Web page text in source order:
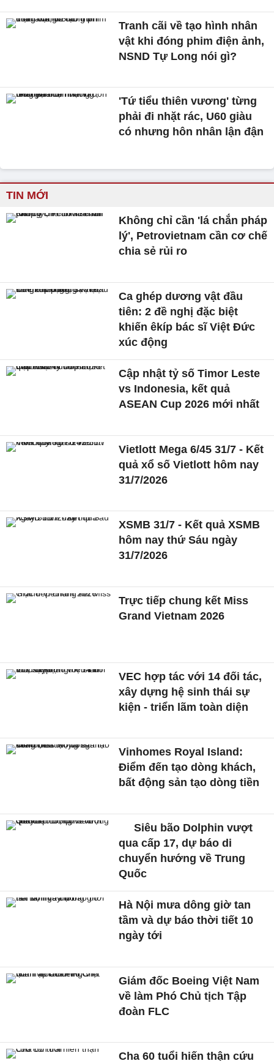
Tranh cãi về tạo hình nhân
vật khi đóng phim điện ảnh,
NSND Tự Long nói gì?
'Tứ tiểu thiên vương' từng
phải đi nhặt rác, U60 giàu
có nhưng hôn nhân lận đận
TIN MỚI
Không chỉ cần 'lá chắn pháp
lý', Petrovietnam cần cơ chế
chia sẻ rủi ro
Ca ghép dương vật đầu
tiên: 2 đề nghị đặc biệt
khiến êkíp bác sĩ Việt Đức
xúc động
Cập nhật tỷ số Timor Leste
vs Indonesia, kết quả
ASEAN Cup 2026 mới nhất
Vietlott Mega 6/45 31/7 - Kết
quả xổ số Vietlott hôm nay
31/7/2026
XSMB 31/7 - Kết quả XSMB
hôm nay thứ Sáu ngày
31/7/2026
Trực tiếp chung kết Miss
Grand Vietnam 2026
VEC hợp tác với 14 đối tác,
xây dựng hệ sinh thái sự
kiện - triển lãm toàn diện
Vinhomes Royal Island:
Điểm đến tạo dòng khách,
bất động sản tạo dòng tiền
Siêu bão Dolphin vượt
qua cấp 17, dự báo di
chuyển hướng về Trung
Quốc
Hà Nội mưa dông giờ tan
tầm và dự báo thời tiết 10
ngày tới
Giám đốc Boeing Việt Nam
về làm Phó Chủ tịch Tập
đoàn FLC
Cha 60 tuổi hiến thận cứu